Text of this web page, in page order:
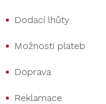
Dodací lhůty
Možnosti plateb
Doprava
Reklamace